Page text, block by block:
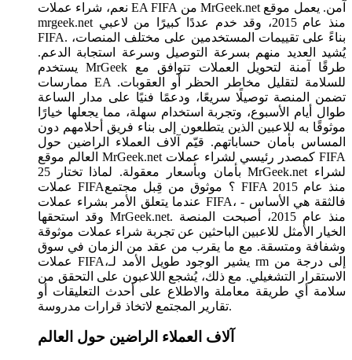
نعم، شراء عملات EA FIFA من MrGeek.net آمن. يعمل موقع
mrgeek.net منذ عام 2015، وقد خدم عددًا كبيرًا من لاعبي
FIFA. بناءً على تقييمات المستخدمين على مختلف المنصات،
يُشيد العديد منهم بسرعة التوصيل وسرعة استجابة الدعم.
يستخدم MrGeek طرقًا آمنة لتحويل العملات تتوافق مع
ممارسات EA للسلامة لتقليل مخاطر الحظر أو العقوبات.
تضمن المنصة توصيلًا سريعًا، ودعمًا فنيًا على مدار الساعة
طوال أيام الأسبوع، وتجربة استخدام سهلة، مما يجعلها خيارًا
موثوقًا به للاعبين الذين يتطلعون إلى بناء فريق أحلامهم دون
المساس بأمان حساباتهم. قيّم آلاف العملاء الراضين حول
العالم موقع MrGeek.net كمصدر رئيسي لشراء عملات FIFA
25 بأمان وبأسعار معقولة. لماذا تختار MrGeek.net لشراء
عملات FIFA؟ موثوق من قِبل مجتمع FIFA منذ عام 2015
عندما يتعلق الأمر بشراء عملات FIFA، فالثقة هي الأساس -
وقد استحقها MrGeek.net. منذ عام 2015، أصبحت المنصة
الخيار الأمثل للاعبين الباحثين عن تجربة شراء عملات موثوقة
وشفافة ومتسقة. مع ما يقرب من عقد من الزمان في سوق
عملات FIFA،يشير الوجود طويل الأمد لـ rm إلى درجة من
الاستقرار التشغيلي. مع ذلك، يُشجع اللاعبون على التحقق من
سلامة أي طريقة معاملة والاطلاع على أحدث التعليقات أو
تقارير المجتمع لاتخاذ قرارات مدروسة.
آلاف العملاء الراضين حول العالم